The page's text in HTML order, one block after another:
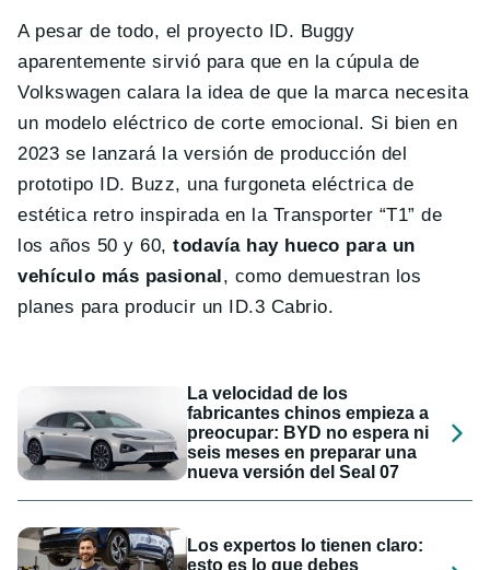
A pesar de todo, el proyecto ID. Buggy
aparentemente sirvió para que en la cúpula de
Volkswagen calara la idea de que la marca necesita
un modelo eléctrico de corte emocional. Si bien en
2023 se lanzará la versión de producción del
prototipo ID. Buzz, una furgoneta eléctrica de
estética retro inspirada en la Transporter “T1” de
los años 50 y 60,todavía hay hueco para un
vehículo más pasional, como demuestran los
planes para producir un ID.3 Cabrio.
La velocidad de los
fabricantes chinos empieza a
preocupar: BYD no espera ni
seis meses en preparar una
nueva versión del Seal 07
Los expertos lo tienen claro:
esto es lo que debes